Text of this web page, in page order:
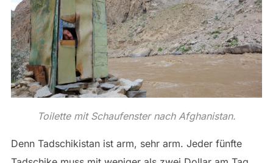
Toilette mit Schaufenster nach Afghanistan.
Denn Tadschikistan ist arm, sehr arm. Jeder fünfte